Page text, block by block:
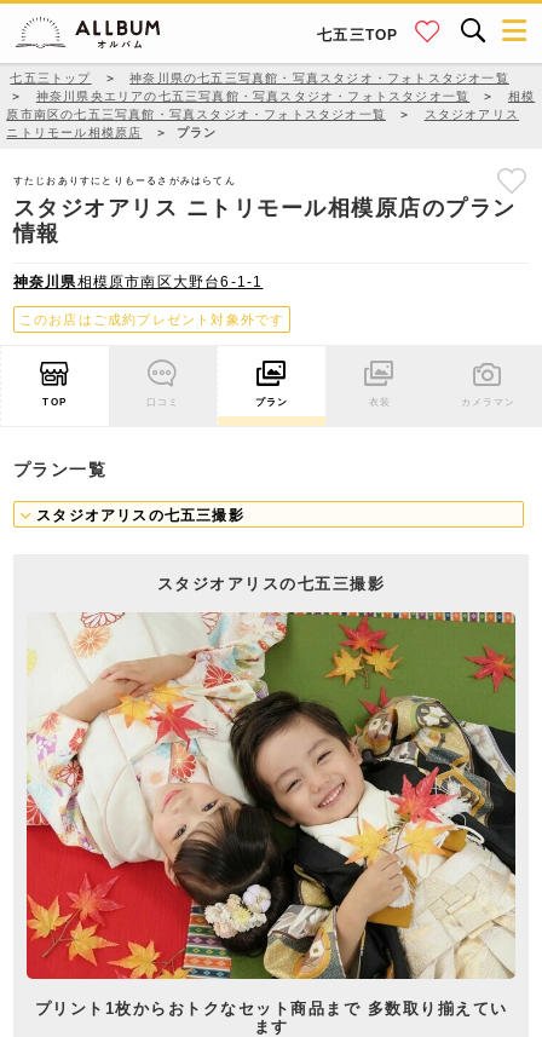
七五三TOP
七五三トップ ＞
神奈川県の七五三写真館・写真スタジオ・フォトスタジオ一覧
＞
神奈川県央エリアの七五三写真館・写真スタジオ・フォトスタジオ一覧 ＞
相模
原市南区の七五三写真館・写真スタジオ・フォトスタジオ一覧
＞
スタジオアリス
ニトリモール相模原店
＞ プラン
すたじおありすにとりもーるさがみはらてん
スタジオアリス ニトリモール相模原店のプラン
情報
神奈川県相模原市南区大野台6-1-1
このお店はご成約プレゼント対象外です
TOP 口コミ プラン 衣装 カメラマン
プラン一覧
スタジオアリスの七五三撮影
スタジオアリスの七五三撮影
プリント1枚からおトクなセット商品まで 多数取り揃えてい
ます